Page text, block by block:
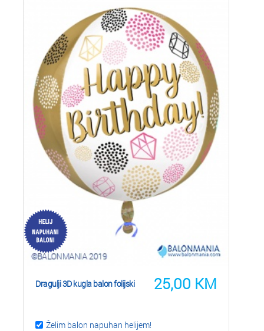
25,00 KM
Dragulji 3D kugla balon folijski
Želim balon napuhan helijem!